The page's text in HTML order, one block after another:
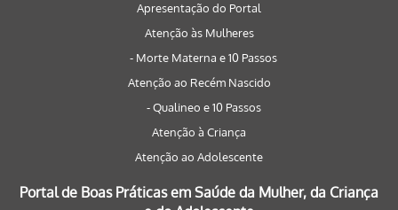
Apresentação do Portal
Atenção às Mulheres
- Morte Materna e 10 Passos
Atenção ao Recém Nascido
- Qualineo e 10 Passos
Atenção à Criança
Atenção ao Adolescente
Portal de Boas Práticas em Saúde da Mulher, da Criança